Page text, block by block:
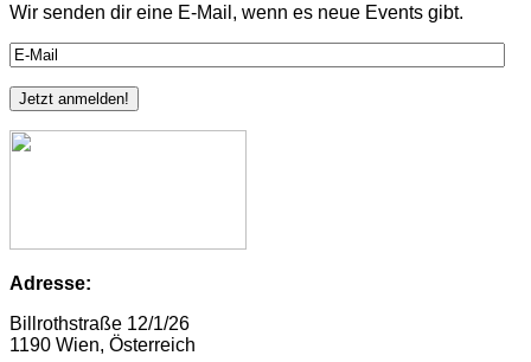
Wir senden dir eine E-Mail, wenn es neue Events gibt.
Adresse:
Billrothstraße 12/1/26
1190 Wien, Österreich